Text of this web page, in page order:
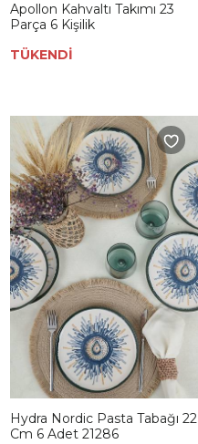
Apollon Kahvaltı Takımı 23
Parça 6 Kişilik
TÜKENDİ
Hydra Nordic Pasta Tabağı 22
Cm 6 Adet 21286